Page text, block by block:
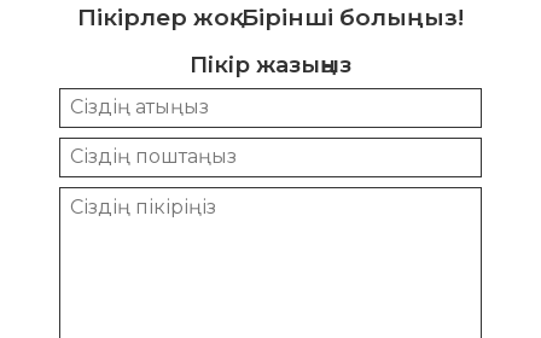
Пікірлер жоқ. Бірінші болыңыз!
Пікір жазыңыз